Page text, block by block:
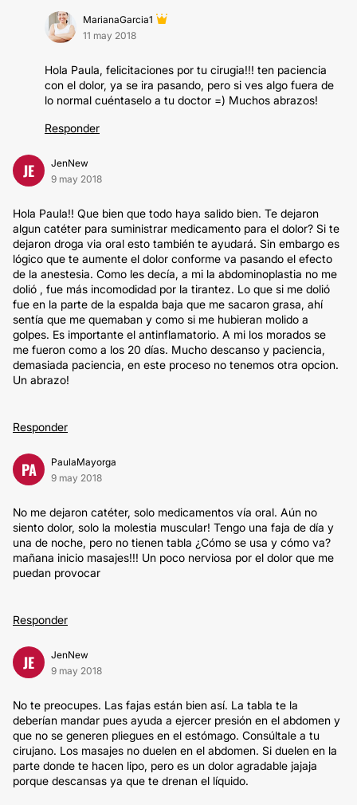
MarianaGarcia1
11 may 2018
Hola Paula, felicitaciones por tu cirugia!!! ten paciencia
con el dolor, ya se ira pasando, pero si ves algo fuera de
lo normal cuéntaselo a tu doctor =) Muchos abrazos!
Responder
JE
JenNew
9 may 2018
Hola Paula!! Que bien que todo haya salido bien. Te dejaron
algun catéter para suministrar medicamento para el dolor? Si te
dejaron droga via oral esto también te ayudará. Sin embargo es
lógico que te aumente el dolor conforme va pasando el efecto
de la anestesia. Como les decía, a mi la abdominoplastia no me
dolió , fue más incomodidad por la tirantez. Lo que si me dolió
fue en la parte de la espalda baja que me sacaron grasa, ahí
sentía que me quemaban y como si me hubieran molido a
golpes. Es importante el antinflamatorio. A mi los morados se
me fueron como a los 20 días. Mucho descanso y paciencia,
demasiada paciencia, en este proceso no tenemos otra opcion.
Un abrazo!
Responder
PA
PaulaMayorga
9 may 2018
No me dejaron catéter, solo medicamentos vía oral. Aún no
siento dolor, solo la molestia muscular! Tengo una faja de día y
una de noche, pero no tienen tabla ¿Cómo se usa y cómo va?
mañana inicio masajes!!! Un poco nerviosa por el dolor que me
puedan provocar
Responder
JE
JenNew
9 may 2018
No te preocupes. Las fajas están bien así. La tabla te la
deberían mandar pues ayuda a ejercer presión en el abdomen y
que no se generen pliegues en el estómago. Consúltale a tu
cirujano. Los masajes no duelen en el abdomen. Si duelen en la
parte donde te hacen lipo, pero es un dolor agradable jajaja
porque descansas ya que te drenan el líquido.